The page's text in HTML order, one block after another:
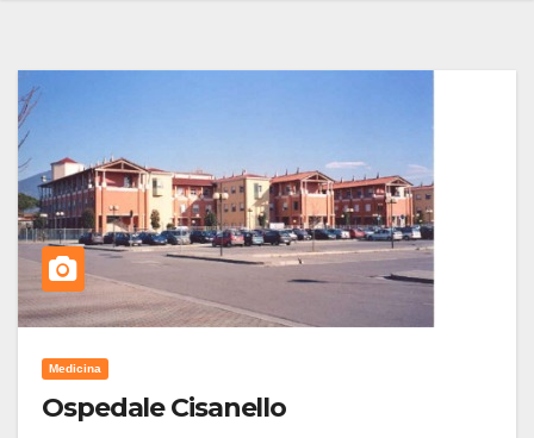
Medicina
Ospedale Cisanello